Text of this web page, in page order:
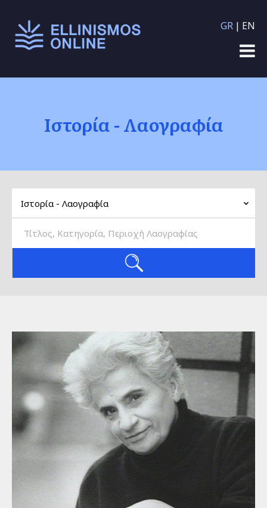
κυρίως περιεχόμενο
GR EN
Ιστορία - Λαογραφία